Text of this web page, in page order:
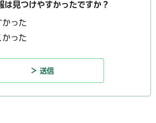
は見つけやすかったですか？
かった
かった